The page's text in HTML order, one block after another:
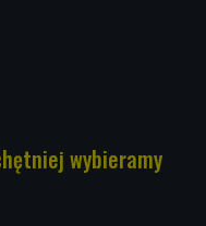
wybieramy